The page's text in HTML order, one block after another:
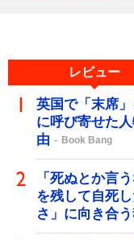
レビュー
英国で「末席
に呼び寄せた
由
Book Bang
「死ぬとか言
を残して自死
さ」に向き合